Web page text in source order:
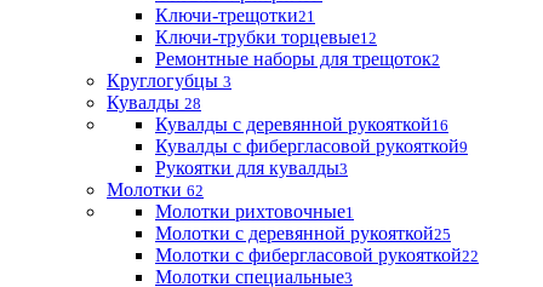
Ключи-трещотки21
Ключи-трубки торцевые12
Ремонтные наборы для трещоток2
Круглогубцы 3
Кувалды 28
Кувалды с деревянной рукояткой16
Кувалды с фибергласовой рукояткой9
Рукоятки для кувалды3
Молотки 62
Молотки рихтовочные1
Молотки с деревянной рукояткой25
Молотки с фибергласовой рукояткой22
Молотки специальные3